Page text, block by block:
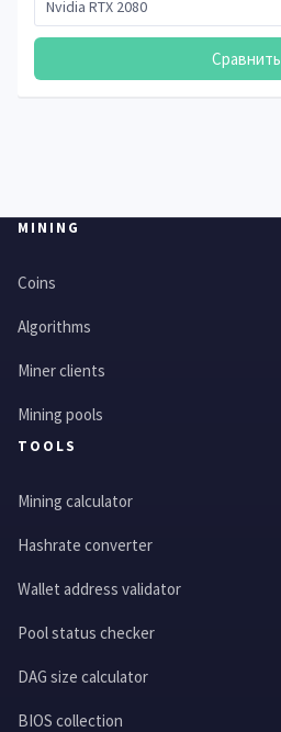
Сравнить
MINING
Coins
Algorithms
Miner clients
Mining pools
TOOLS
Mining calculator
Hashrate converter
Wallet address validator
Pool status checker
DAG size calculator
BIOS collection